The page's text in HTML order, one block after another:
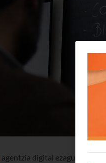
agentzia digital